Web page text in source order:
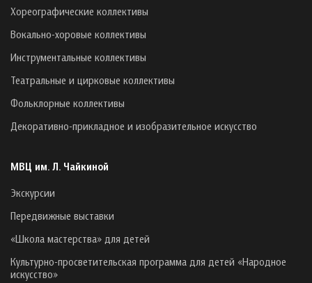
Хореографические коллективы
Вокально-хоровые коллективы
Инструментальные коллективы
Театральные и цирковые коллективы
Фольклорные коллективы
Декоративно-прикладное и изобразительное искусство
МВЦ им. Л. Чайкиной
Экскурсии
Передвижные выставки
«Школа мастерства» для детей
Культурно-просветительская программа для детей «Народное
искусство»